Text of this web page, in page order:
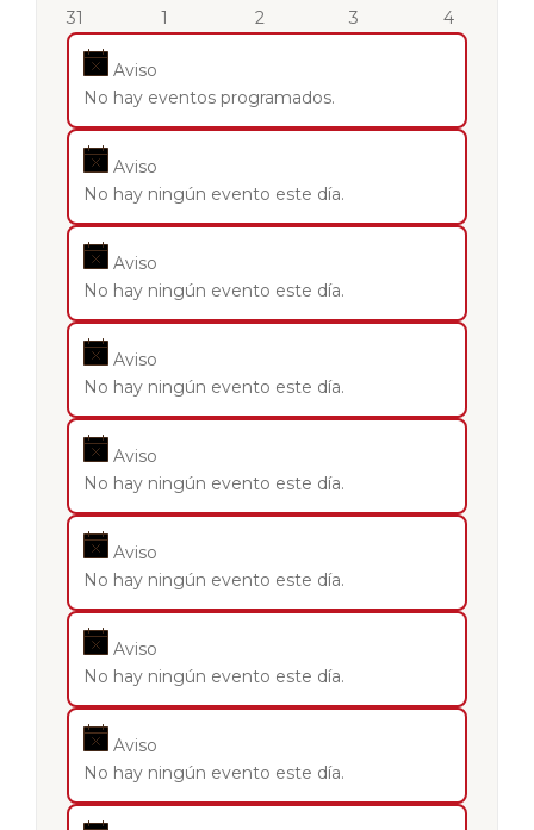
31
1
2
3
4
Aviso
No hay eventos programados.
Aviso
No hay ningún evento este día.
Aviso
No hay ningún evento este día.
Aviso
No hay ningún evento este día.
Aviso
No hay ningún evento este día.
Aviso
No hay ningún evento este día.
Aviso
No hay ningún evento este día.
Aviso
No hay ningún evento este día.